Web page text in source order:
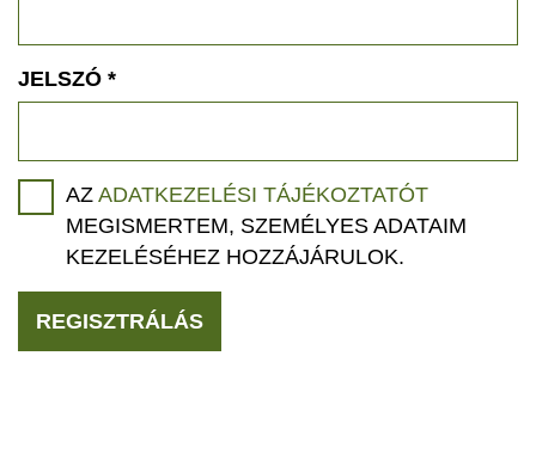
JELSZÓ *
AZ ADATKEZELÉSI TÁJÉKOZTATÓT
MEGISMERTEM, SZEMÉLYES ADATAIM
KEZELÉSÉHEZ HOZZÁJÁRULOK.
REGISZTRÁLÁS